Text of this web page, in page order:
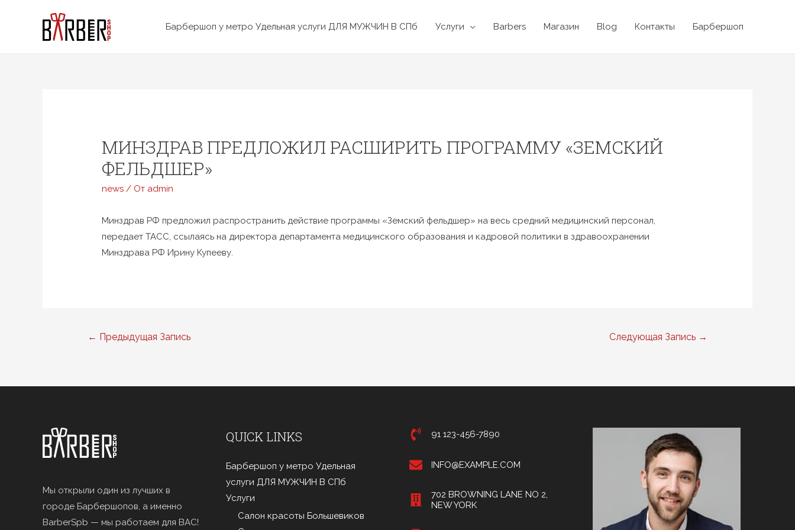
содержимому
Барбершоп у метро Удельная услуги ДЛЯ МУЖЧИН В СПб Услуги Barbers Магазин Blog Контакты Барбершоп
МИНЗДРАВ ПРЕДЛОЖИЛ РАСШИРИТЬ ПРОГРАММУ «ЗЕМСКИЙ
ФЕЛЬДШЕР»
news / От admin
Минздрав РФ предложил распространить действие программы «Земский фельдшер» на весь средний медицинский персонал,
передает ТАСС, ссылаясь на директора департамента медицинского образования и кадровой политики в здравоохранении
Минздрава РФ Ирину Купееву.
Навигация
← Предыдущая Запись Следующая Запись →
Мы открыли один из лучших в
городе Барбершопов, а именно
BarberSpb — мы работаем для ВАС!
QUICK LINKS
Барбершоп у метро Удельная
услуги ДЛЯ МУЖЧИН В СПб
Услуги
Салон красоты Большевиков
91 123-456-7890
INFO@EXAMPLE.COM
702 BROWNING LANE NO 2,
NEW YORK